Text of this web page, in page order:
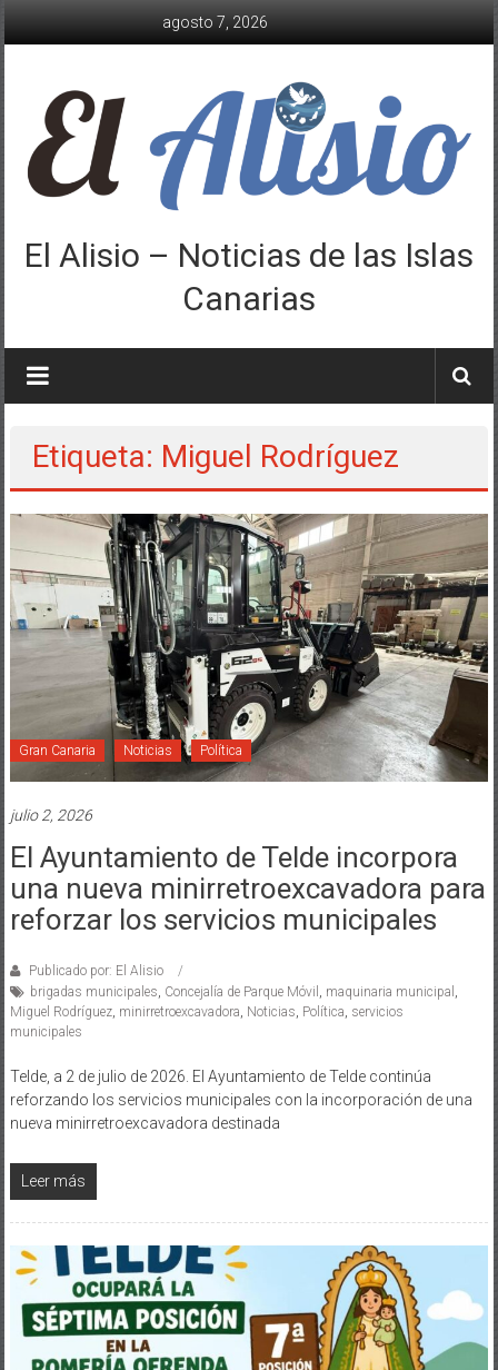
agosto 7, 2026
El Alisio – Noticias de las Islas
Canarias
Etiqueta: Miguel Rodríguez
Gran Canaria Noticias Política
julio 2, 2026
El Ayuntamiento de Telde incorpora
una nueva minirretroexcavadora para
reforzar los servicios municipales
Publicado por: El Alisio
brigadas municipales Concejalía de Parque Móvil maquinaria municipal
Miguel Rodríguez, minirretroexcavadora Noticias Política servicios
municipales
Telde, a 2 de julio de 2026. El Ayuntamiento de Telde continúa
reforzando los servicios municipales con la incorporación de una
nueva minirretroexcavadora destinada
Leer más